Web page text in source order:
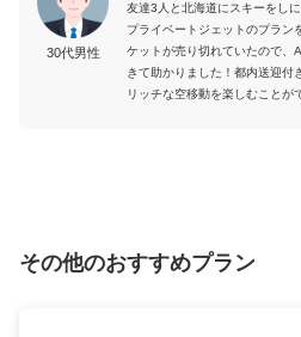
30代男性
友達3人と北海道にスキーをし
プライベートジェットのプラン
ケットが売り切れていたので、
きて助かりました！都内送迎付
リッチな空移動を楽しむことが
その他のおすすめプラン